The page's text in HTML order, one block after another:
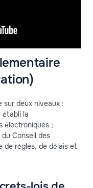
sur deux niveaux :
établi la
électroniques ;
Conseil des
de règles, de délais et